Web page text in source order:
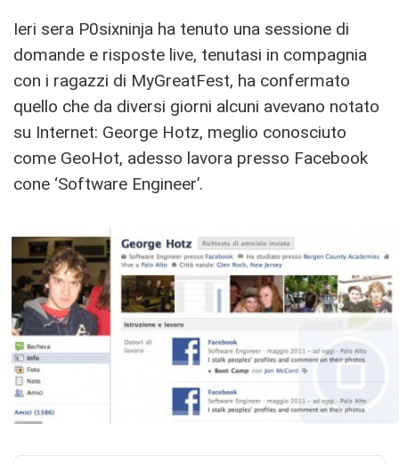
Ieri sera P0sixninja ha tenuto una sessione di
domande e risposte live, tenutasi in compagnia
con i ragazzi di MyGreatFest, ha confermato
quello che da diversi giorni alcuni avevano notato
su Internet: George Hotz, meglio conosciuto
come GeoHot, adesso lavora presso Facebook
cone ‘Software Engineer’.